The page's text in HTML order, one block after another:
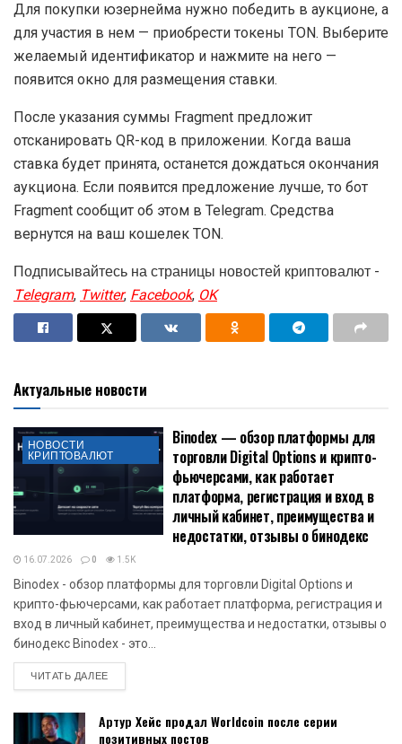
Для покупки юзернейма нужно победить в аукционе, а
для участия в нем — приобрести токены TON. Выберите
желаемый идентификатор и нажмите на него —
появится окно для размещения ставки.
После указания суммы Fragment предложит
отсканировать QR-код в приложении. Когда ваша
ставка будет принята, останется дождаться окончания
аукциона. Если появится предложение лучше, то бот
Fragment сообщит об этом в Telegram. Средства
вернутся на ваш кошелек TON.
Подписывайтесь на страницы новостей криптовалют -
Telegram,Twitter,Facebook,OK
Актуальные новости
НОВОСТИ
КРИПТОВАЛЮТ
Binodex — обзор платформы для
торговли Digital Options и крипто-
фьючерсами, как работает
платформа, регистрация и вход в
личный кабинет, преимущества и
недостатки, отзывы о бинодекс
16.07.2026 0 1.5K
Binodex - обзор платформы для торговли Digital Options и
крипто-фьючерсами, как работает платформа, регистрация и
вход в личный кабинет, преимущества и недостатки, отзывы о
бинодекс Binodex - это...
ЧИТАТЬ ДАЛЕЕDETAILS
Артур Хейс продал Worldcoin после серии
позитивных постов